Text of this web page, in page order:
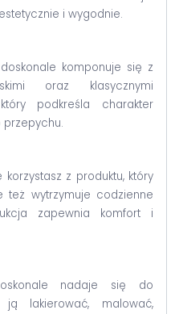
i wygodnie.
komponuje się z
oraz klasycznymi
podkreśla charakter
z produktu, który
wytrzymuje codzienne
zapewnia komfort i
nadaje się do
lakierować, malować,